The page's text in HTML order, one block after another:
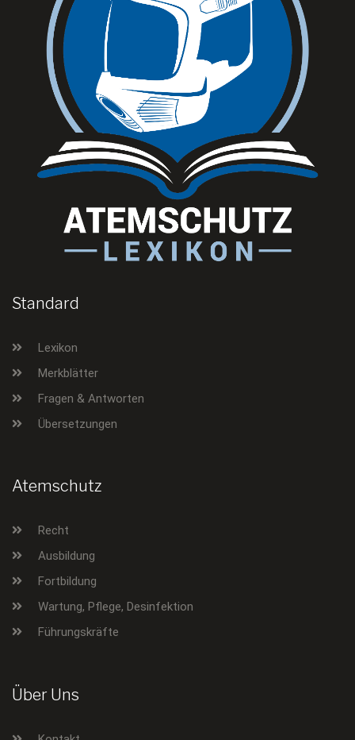
Standard
Lexikon
Merkblätter
Fragen & Antworten
Übersetzungen
Atemschutz
Recht
Ausbildung
Fortbildung
Wartung, Pflege, Desinfektion
Führungskräfte
Über Uns